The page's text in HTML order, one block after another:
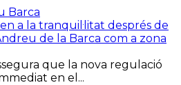
Barca
a la tranquil·litat després de
de la Barca com a zona
que la nova regulació
en el...